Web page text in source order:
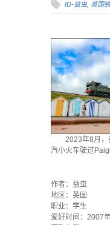
ID-益虫, 英国
2023年8月，
汽小火车驶过
作者：益虫
地区：英国
职业：学生
爱好时间：2007